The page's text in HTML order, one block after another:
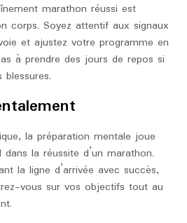
marathon réussi est
corps. Soyez attentif aux signaux
et ajustez votre programme en
à prendre des jours de repos si
la préparation mentale joue
la réussite d’un marathon.
la ligne d’arrivée avec succès,
vous sur vos objectifs tout au